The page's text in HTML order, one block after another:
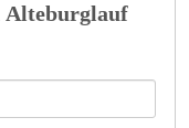
Alteburglauf